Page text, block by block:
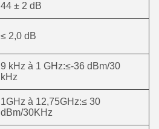
44 ± 2 dB
≤ 2,0 dB
9 kHz à 1 GHz:≤-36 dBm/30
kHz
1GHz à 12,75GHz:≤ 30
dBm/30KHz